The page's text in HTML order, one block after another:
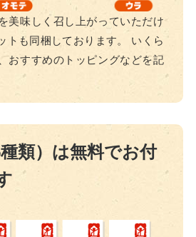
美味しく召し上がっていただけ
トも同梱しております。 いくら
おすすめのトッピングなどを記
類）は無料でお付